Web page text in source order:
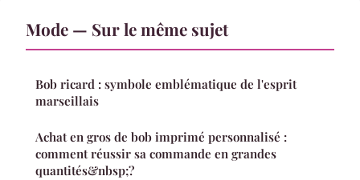
Mode — Sur le même sujet
Bob ricard : symbole emblématique de l'esprit
marseillais
Achat en gros de bob imprimé personnalisé :
comment réussir sa commande en grandes
quantités&nbsp;?